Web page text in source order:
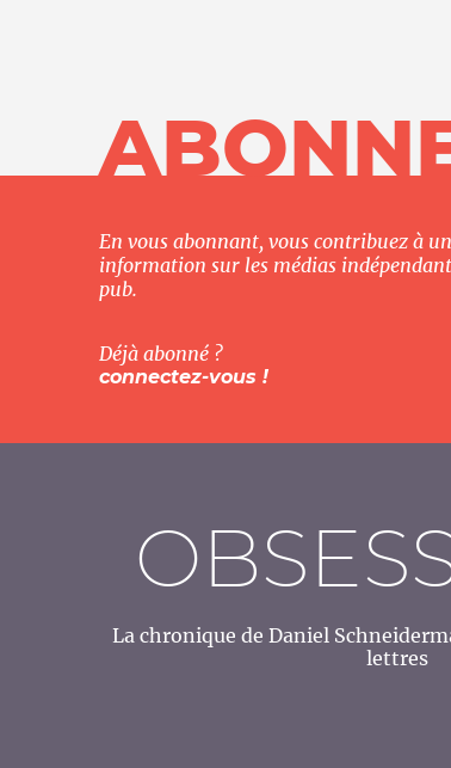
En vous abonnant, vous contribuez à
information sur les médias
pub.
Déjà abonné ?
connectez-vous !
La chronique de Daniel
lettres